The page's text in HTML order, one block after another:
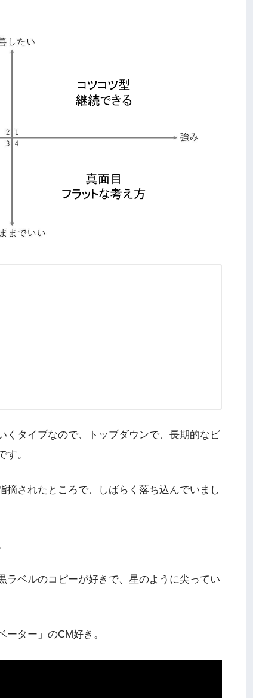
くタイプなので、トップダウンで、長期的なビ
。
摘されたところで、しばらく落ち込んでいまし
ラベルのコピーが好きで、星のように尖ってい
ター」のCM好き。